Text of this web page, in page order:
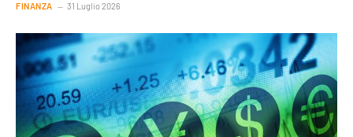
FINANZA 31 Luglio 2026